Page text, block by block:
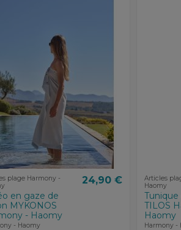
plage Harmony -
en gaze de
MYKONOS
- Haomy
- Haomy
24,90 €
Articles
Haomy
TILOS
Haomy
Harmony -